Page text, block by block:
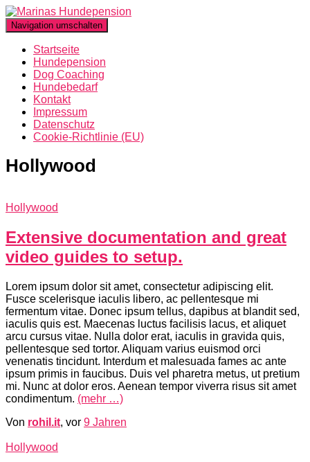
Navigation umschalten
Startseite
Hundepension
Dog Coaching
Hundebedarf
Kontakt
Impressum
Datenschutz
Cookie-Richtlinie (EU)
Hollywood
Hollywood
Extensive documentation and great
video guides to setup.
Lorem ipsum dolor sit amet, consectetur adipiscing elit.
Fusce scelerisque iaculis libero, ac pellentesque mi
fermentum vitae. Donec ipsum tellus, dapibus at blandit sed,
iaculis quis est. Maecenas luctus facilisis lacus, et aliquet
arcu cursus vitae. Nulla dolor erat, iaculis in gravida quis,
pellentesque sed tortor. Aliquam varius euismod orci
venenatis tincidunt. Interdum et malesuada fames ac ante
ipsum primis in faucibus. Duis vel pharetra metus, ut pretium
mi. Nunc at dolor eros. Aenean tempor viverra risus sit amet
condimentum. (mehr …)
Von rohil.it, vor 9 Jahren
Hollywood